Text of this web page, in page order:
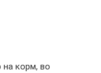
на корм, во